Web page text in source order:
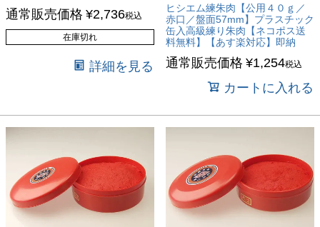
通常販売価格 ¥2,736税込
在庫切れ
詳細を見る
ヒシエム練朱肉【公用４０ｇ／
赤口／盤面57mm】プラスチック
缶入高級練り朱肉【ネコポス送
料無料】【あす楽対応】即納
通常販売価格 ¥1,254税込
カートに入れる